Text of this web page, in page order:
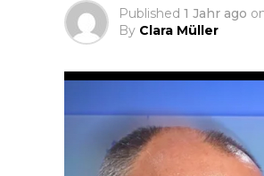
Published 1 Jahr ago
By Clara Müller